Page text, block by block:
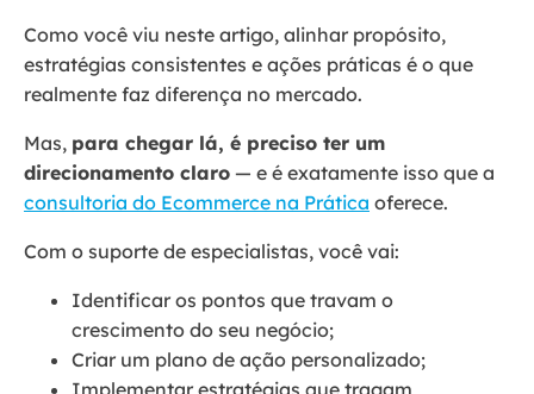
Como você viu neste artigo, alinhar propósito,
estratégias consistentes e ações práticas é o que
realmente faz diferença no mercado.
Mas, para chegar lá, é preciso ter um
direcionamento claro — e é exatamente isso que a
consultoria do Ecommerce na Prática oferece.
Com o suporte de especialistas, você vai:
Identificar os pontos que travam o
crescimento do seu negócio;
Criar um plano de ação personalizado;